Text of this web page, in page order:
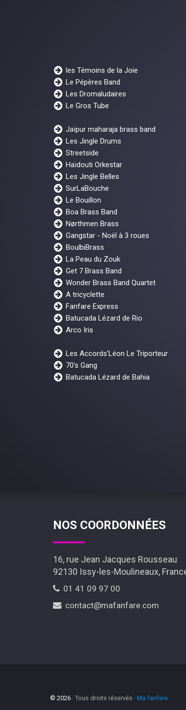
les Témoins de la Joie
Le Pépères Band
Les Dromaludaires
Le Gros Tube
Jaïpur maharaja brass band
Les Jingle Drums
Streetside
Haïdouti Orkestar
Les Jingle Belles
SurLaBouche
Le Bouillon
Boa Brass Band
Nørthmen Brass
Gangstar - Noël à 3 roues
BoulbiBrass
La Peau du Zouk
Get 7 Brass Band
Wonder Brass Band Quartet
A tricyclette
Fanfare Express
Batucada Lézard de Rio
Arco Iris
Les Accords'Léon Le Triporteur
70's Gang
Batucada Lézard de Bahia
NOS COORDONNÉES
16, rue Jean Jacques Rousseau
92130 Issy-les-Moulineaux,
01 41 09 97 00
contact@mafanfare.com
© 2026 · Tous droits réservés · Ma fanfare